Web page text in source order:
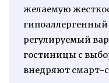
желаемую
регулируемый
гостиницы с
внедряют смарт-